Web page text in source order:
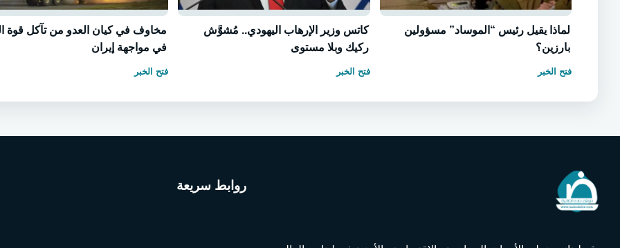
لماذا يقيل رئيس “الموساد” مسؤولين
بارزين؟
فتح الخبر
كاتس وزير الإرهاب اليهودي.. مُشوَّش
ركيك وبلا مستوى
فتح الخبر
مخاوف في كيان العدو من تآكل قوة
في مواجهة إيران
فتح الخبر
روابط سريعة